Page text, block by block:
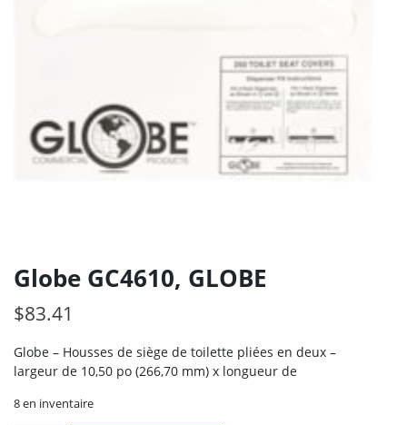
Globe GC4610, GLOBE
$83.41
Globe – Housses de siège de toilette pliées en deux –
largeur de 10,50 po (266,70 mm) x longueur de
8 en inventaire